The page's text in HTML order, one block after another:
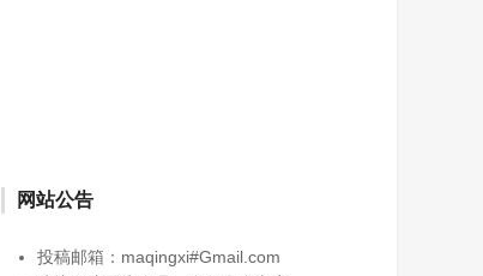
网站公告
投稿邮箱：maqingxi#Gmail.com